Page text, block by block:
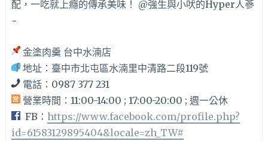
金塗肉羹 台中水湳店
地址：臺中市北屯區水湳里中清路二段119號
電話：0987 377 231
營業時間：11:00-14:00 ; 17:00-20:00 ; 週一公休
FB： https://www.facebook.com/profile.php?
id=61583129895404&locale=zh_TW#